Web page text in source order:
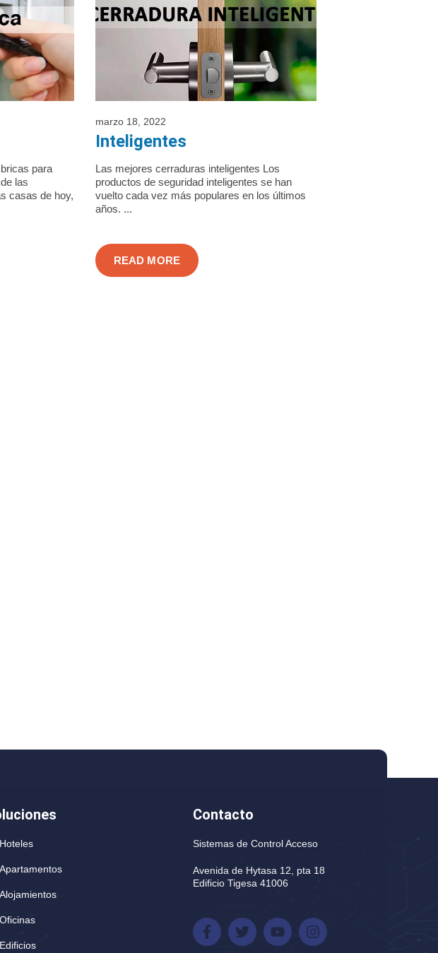
para
las
casas de hoy,
marzo 18, 2022
Inteligentes
Las mejores cerraduras inteligentes Los
productos de seguridad inteligentes se han
vuelto cada vez más populares en los últimos
años. ...
READ MORE
Hoteles
Apartamentos
Alojamientos
Oficinas
Edificios
Contacto
Sistemas de Control Acceso
Avenida de Hytasa 12, pta 18
Edificio Tigesa 41006